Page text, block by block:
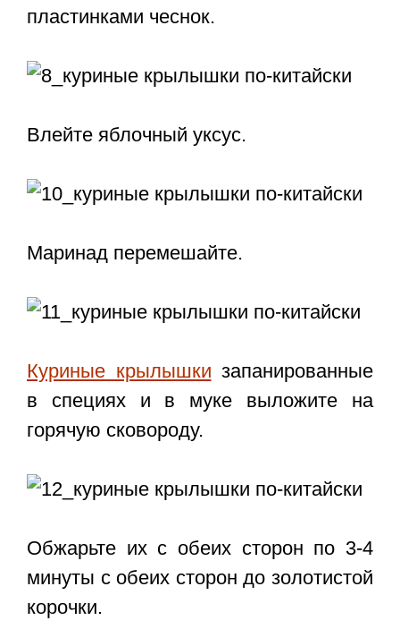
пластинками чеснок.
Влейте яблочный уксус.
Маринад перемешайте.
Куриные крылышки запанированные
в специях и в муке выложите на
горячую сковороду.
Обжарьте их с обеих сторон по 3-4
минуты с обеих сторон до золотистой
корочки.